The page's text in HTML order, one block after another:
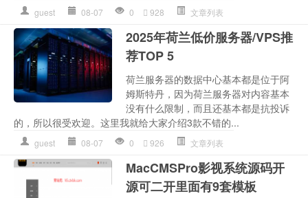
guest 08-07 0 928 文章列表
2025年荷兰低价服务器/VPS推
荐TOP 5
荷兰服务器的数据中心基本都是位于阿
姆斯特丹，因为荷兰服务器对内容基本
没有什么限制，而且还基本都是抗投诉
的，所以很受欢迎。这里我就给大家介绍3款不错的...
guest 08-07 0 926 文章列表
MacCMSPro影视系统源码开
源可二开里面有9套模板